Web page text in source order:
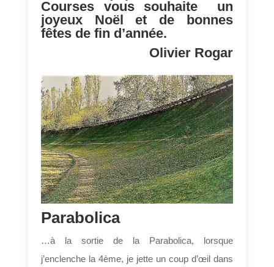
Courses vous souhaite un
joyeux Noël et de bonnes
fêtes de fin d’année.
Olivier Rogar
Parabolica
…à la sortie de la Parabolica, lorsque
j’enclenche la 4ème, je jette un coup d’œil dans